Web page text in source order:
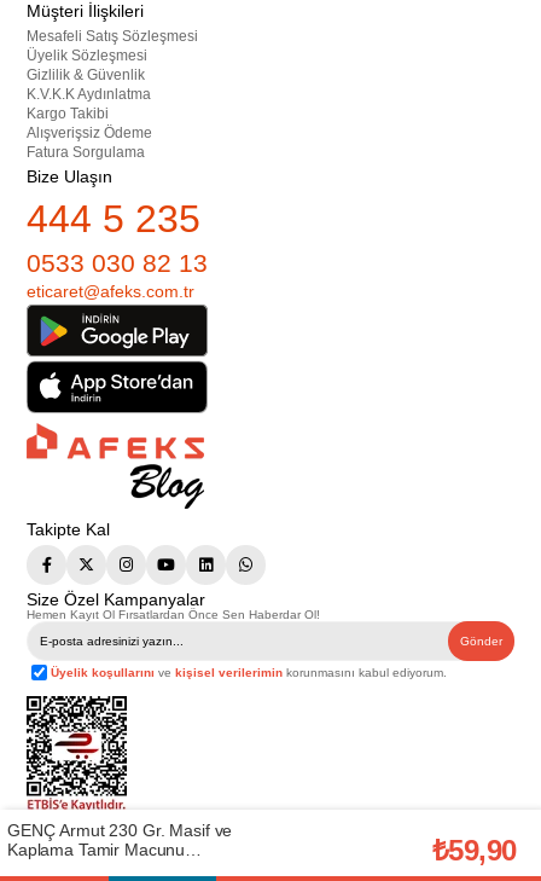
Müşteri İlişkileri
Mesafeli Satış Sözleşmesi
Üyelik Sözleşmesi
Gizlilik & Güvenlik
K.V.K.K Aydınlatma
Kargo Takibi
Alışverişsiz Ödeme
Fatura Sorgulama
Bize Ulaşın
444 5 235
0533 030 82 13
eticaret@afeks.com.tr
Takipte Kal
Size Özel Kampanyalar
Hemen Kayıt Ol Fırsatlardan Önce Sen Haberdar Ol!
Gönder
Üyelik koşullarını vekişisel verilerimin korunmasını kabul ediyorum.
Telif Hakkı © 2026Afeks Yapı Market
. Tüm hakları saklıdır.
Bu web sitesindeki tüm ürünler ticari amaçlıdır. Web sitemizde yer alan
görsel ve yazılı içerikler firmamıza ait olup, firmamızın yazılı izni alınmadan
GENÇ Armut 230 Gr. Masif ve
Kaplama Tamir Macunu
₺59,90